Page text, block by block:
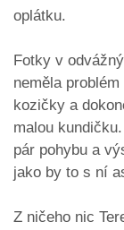
oplátku.
Fotky v
neměla
kozičky a
malou
pár pohybu a
jako by to s ní
Z ničeho nic